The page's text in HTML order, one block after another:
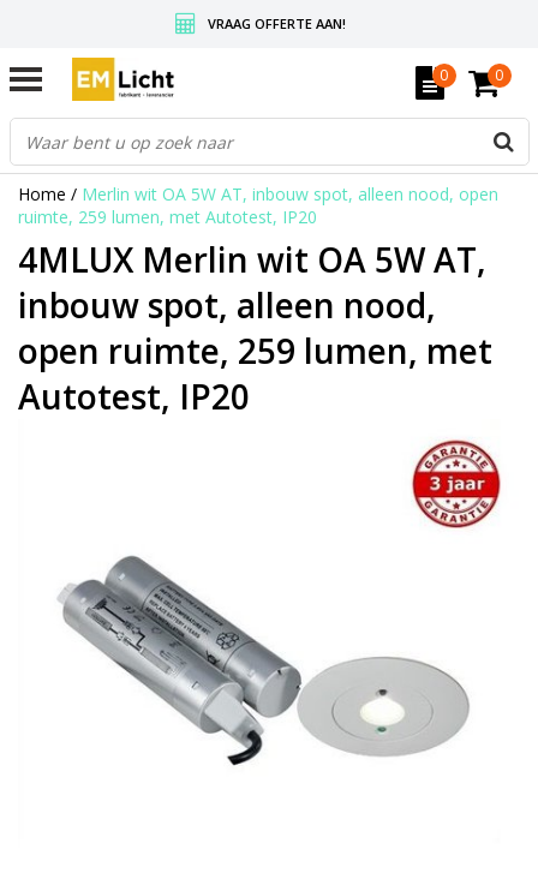
VRAAG OFFERTE AAN!
GRATIS VERZENDING BOVEN DE € 350,-
WEDERVERKOPERS KRIJGEN ALTIJD KORTING, INFORMEER!
0 0
Home / Merlin wit OA 5W AT, inbouw spot, alleen nood, open
ruimte, 259 lumen, met Autotest, IP20
4MLUX Merlin wit OA 5W AT,
inbouw spot, alleen nood,
open ruimte, 259 lumen, met
Autotest, IP20